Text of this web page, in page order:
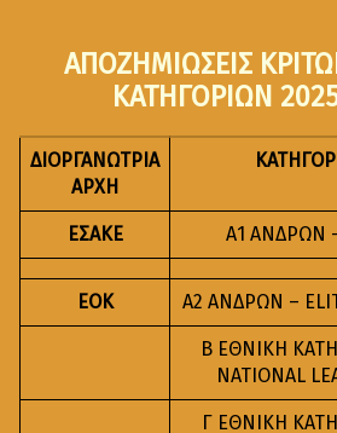
ΑΠΟΖΗΜΙΩΣΕΙΣ
ΚΑΤΗΓΟΡΙΩΝ
ΔΙΟΡΓΑΝΩΤΡΙΑ
ΑΡΧΗ
ΕΣΑΚΕ Α1 ΑΝΔΡΩΝ
EOK A2 ΑΝΔΡΩΝ –
Β ΕΘΝΙΚΗ
NATIONAL
Γ ΕΘΝΙΚΗ